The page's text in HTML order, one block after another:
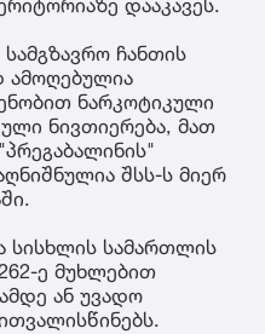
დააკავეს.
ჩანთის
ამოღებულია
ნარკოტიკული
ნივთიერება, მათ
შსს-ს მიერ
სისხლის სამართლის
ე მუხლებით
ან უვადო